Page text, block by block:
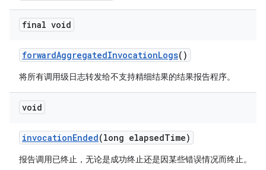
final void
forwardAggregatedInvocationLogs()
将所有调用级日志转发给不支持精细结果的结果报告程序。
void
invocationEnded(long elapsedTime)
报告调用已终止，无论是成功终止还是因某些错误情况而终止。